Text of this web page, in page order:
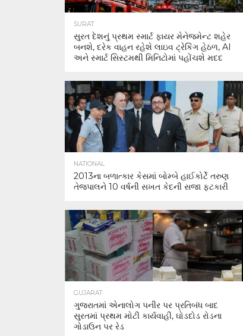
SURAT
સુરત દેશનું પ્રથમ સ્માર્ટ ફાયર મેનેજમેન્ટ શહેર
બનશે, દરેક વાહન રહેશે લાઇવ ટ્રેકિંગ હેઠળ, AI
અને સ્માર્ટ સિસ્ટમથી મિનિટોમાં પહોંચશે મદદ
NATIONAL
2013ના બળાત્કાર કેસમાં બોમ્બે હાઈકોર્ટે તરુણ
તેજપાલને 10 વર્ષની સખત કેદની સજા ફટકારી
GUJARAT
ગુજરાતમાં એનાલોગ પનીર પર પ્રતિબંધ બાદ
સુરતમાં પ્રથમ મોટી કાર્યવાહી, ઘોડદોડ રોડના
ગોડાઉન પર રેડ